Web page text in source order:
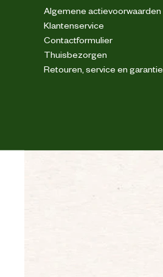
Algemene actievoorwaarden
Klantenservice
Contactformulier
Thuisbezorgen
Retouren, service en garantie